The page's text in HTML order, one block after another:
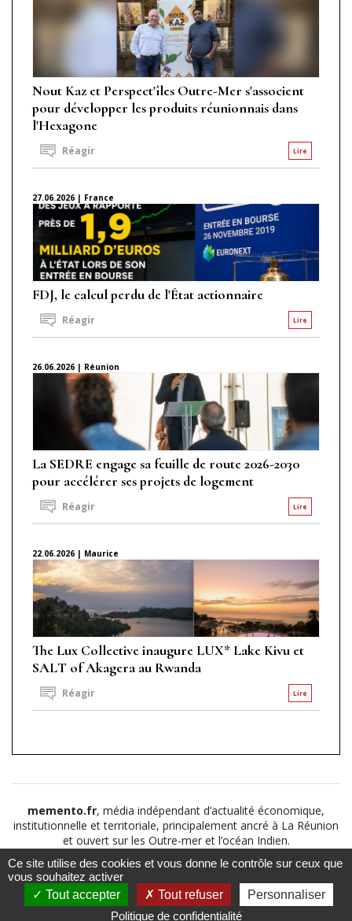
Nout Kaz et Perspect'îles Outre-Mer s'associent
pour développer les produits réunionnais dans
l'Hexagone
Lire
Réagir
27.06.2026 | France
FDJ, le calcul perdu de l'État actionnaire
Lire
Réagir
26.06.2026 | Réunion
La SEDRE engage sa feuille de route 2026-2030
pour accélérer ses projets de logement
Lire
Réagir
22.06.2026 | Maurice
The Lux Collective inaugure LUX* Lake Kivu et
SALT of Akagera au Rwanda
Lire
Réagir
memento.fr, média indépendant d’actualité économique,
institutionnelle et territoriale, principalement ancré à La Réunion
et ouvert sur les Outre-mer et l’océan Indien.
©2026
Mémento
Suivez nous sur Notice légale
Politique de
confidentialité-CGV-CGU
Ce site utilise des cookies et vous donne le contrôle sur ceux que
vous souhaitez activer
Tout accepter
Tout refuser
Personnaliser
Politique de confidentialité